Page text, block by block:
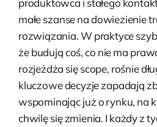
produktowca i stałego
małe szanse na dowiezienie
rozwiązania. W praktyce
że budują coś, co nie ma
rozjeżdża się scope, rośnie
kluczowe decyzje zapadają
wspominając już o rynku, na
chwilę się zmienia. I każdy z